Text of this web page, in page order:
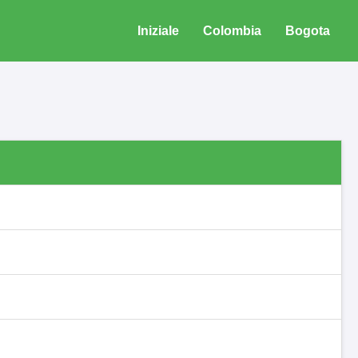
Iniziale Colombia Bogota